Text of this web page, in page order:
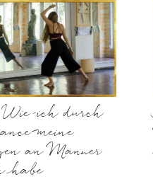
Wie ich durch
meine
an Männer
habe